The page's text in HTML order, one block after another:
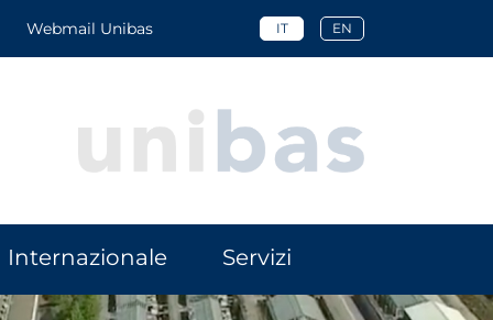
Webmail Unibas IT EN
Internazionale Servizi